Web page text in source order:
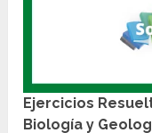
Ejercicios
Biología y